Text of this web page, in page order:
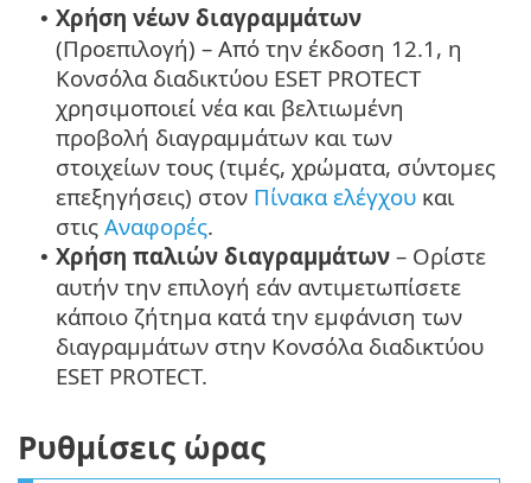
• Χρήση νέων διαγραμμάτων
(Προεπιλογή) – Από την έκδοση 12.1, η
Κονσόλα διαδικτύου ESET PROTECT
χρησιμοποιεί νέα και βελτιωμένη
προβολή διαγραμμάτων και των
στοιχείων τους (τιμές, χρώματα, σύντομες
επεξηγήσεις) στον Πίνακα ελέγχου και
στις Αναφορές.
• Χρήση παλιών διαγραμμάτων – Ορίστε
αυτήν την επιλογή εάν αντιμετωπίσετε
κάποιο ζήτημα κατά την εμφάνιση των
διαγραμμάτων στην Κονσόλα διαδικτύου
ESET PROTECT.
Ρυθμίσεις ώρας